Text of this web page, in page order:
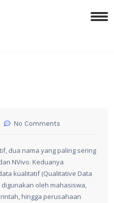
No Comments
dua nama yang paling sering
NVivo. Keduanya
kualitatif (Qualitative Data
oleh mahasiswa,
hingga perusahaan